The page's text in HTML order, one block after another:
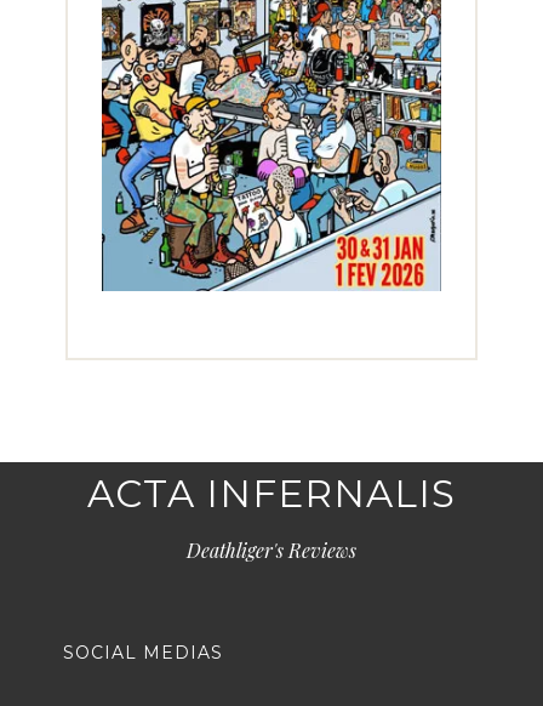
ACTA INFERNALIS
Deathliger's Reviews
SOCIAL MEDIAS